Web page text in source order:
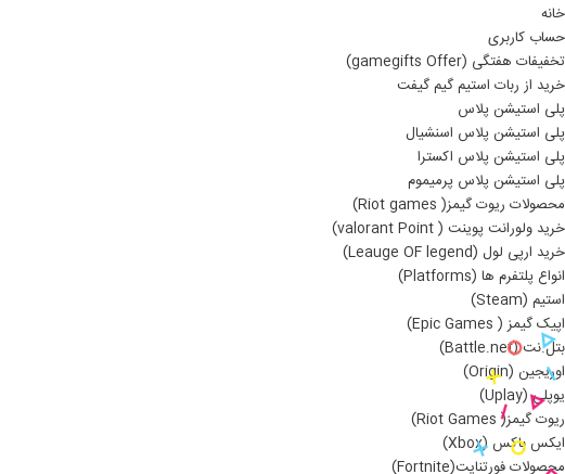
خانه
حساب کاربری
تخفیفات هفتگی (gamegifts Offer)
خرید از ربات استیم گیم گیفت
پلی استیشن پلاس
پلی استیشن پلاس اسنشیال
پلی استیشن پلاس اکسترا
پلی استیشن پلاس پرمیموم
محصولات ریوت گیمز( Riot games)
خرید ولورانت پوینت ( valorant Point)
خرید ارپی لول (Leauge OF legend)
انواع پلتفرم ها (Platforms)
استیم (Steam)
اپیک گیمز ( Epic Games)
بتل.نت (Battle.net)
اوریجین (Origin)
یوپلی (Uplay)
ریوت گیمز( Riot Games)
ایکس باکس (Xbox)
محصولات فورتنایت(Fortnite)